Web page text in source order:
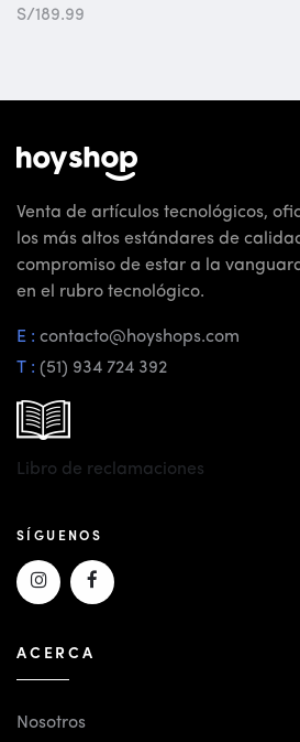
S/189.99
Venta de artículos tecnológicos,
los más altos estándares de
compromiso de estar a la
en el rubro tecnológico.
E : contacto@hoyshops.com
T : (51) 934 724 392
Libro de reclamaciones
SÍGUENOS
ACERCA
Nosotros